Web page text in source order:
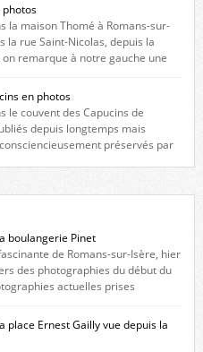
photos
la maison Thomé à Romans-sur-
la rue Saint-Nicolas, depuis la
remarque à notre gauche une
deux façades sont ornées de
deux étages, on peut voir une
[…]
en photos
le couvent des Capucins de
depuis longtemps mais
préservés par
du couvent des Capucins ! Petit
boulangerie Pinet
de Romans-sur-Isère, hier
des photographies du début du
actuelles prises
de la place Jean Jaurès et de
à Romans. La boulangerie
place Ernest Gailly vue depuis la